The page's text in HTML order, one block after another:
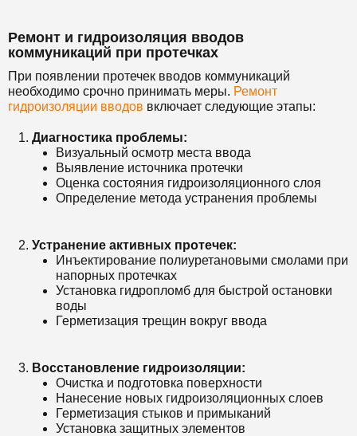
Ремонт и гидроизоляция вводов
коммуникаций при протечках
При появлении протечек вводов коммуникаций
необходимо срочно принимать меры. Ремонт
гидроизоляции вводов включает следующие этапы:
Диагностика проблемы:
Визуальный осмотр места ввода
Выявление источника протечки
Оценка состояния гидроизоляционного слоя
Определение метода устранения проблемы
Устранение активных протечек:
Инъектирование полиуретановыми смолами при
напорных протечках
Установка гидропломб для быстрой остановки
воды
Герметизация трещин вокруг ввода
Восстановление гидроизоляции:
Очистка и подготовка поверхности
Нанесение новых гидроизоляционных слоев
Герметизация стыков и примыканий
Установка защитных элементов